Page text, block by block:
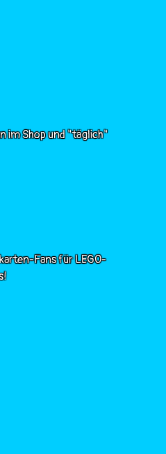
im Shop und "täglich"
Fans für LEGO-